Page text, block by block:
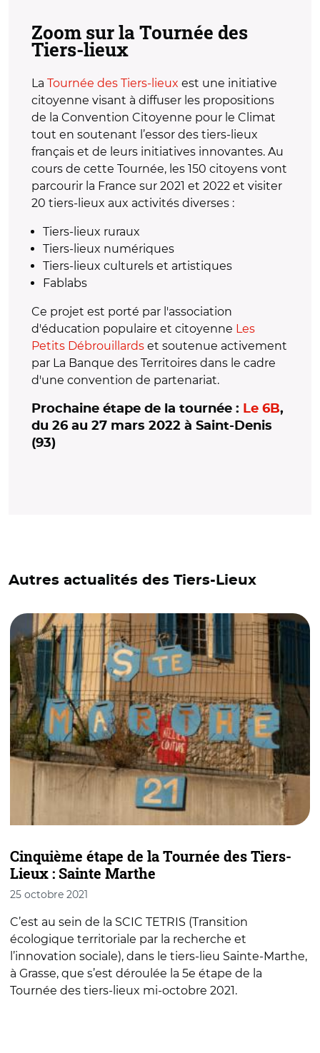
Zoom sur la Tournée des
Tiers-lieux
La Tournée des Tiers-lieux est une initiative
citoyenne visant à diffuser les propositions
de la Convention Citoyenne pour le Climat
tout en soutenant l’essor des tiers-lieux
français et de leurs initiatives innovantes. Au
cours de cette Tournée, les 150 citoyens vont
parcourir la France sur 2021 et 2022 et visiter
20 tiers-lieux aux activités diverses :
Tiers-lieux ruraux
Tiers-lieux numériques
Tiers-lieux culturels et artistiques
Fablabs
Ce projet est porté par l'association
d'éducation populaire et citoyenne Les
Petits Débrouillards et soutenue activement
par La Banque des Territoires dans le cadre
d'une convention de partenariat.
Prochaine étape de la tournée : Le 6B,
du 26 au 27 mars 2022 à Saint-Denis
(93)
Autres actualités des Tiers-Lieux
Cinquième étape de la Tournée des Tiers-
Lieux : Sainte Marthe
25 octobre 2021
C’est au sein de la SCIC TETRIS (Transition
écologique territoriale par la recherche et
l’innovation sociale), dans le tiers-lieu Sainte-Marthe,
à Grasse, que s’est déroulée la 5e étape de la
Tournée des tiers-lieux mi-octobre 2021.